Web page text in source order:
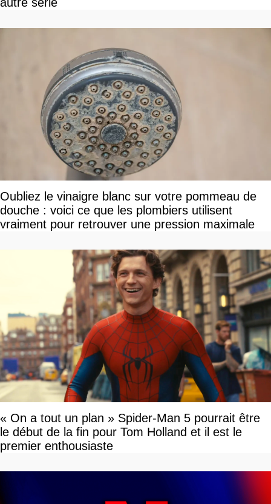
Oubliez le vinaigre blanc sur votre pommeau de
douche : voici ce que les plombiers utilisent
vraiment pour retrouver une pression maximale
« On a tout un plan » Spider-Man 5 pourrait être
le début de la fin pour Tom Holland et il est le
premier enthousiaste